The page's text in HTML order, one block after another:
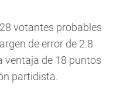
votantes probables
de error de 2.8
ventaja de 18 puntos
partidista.